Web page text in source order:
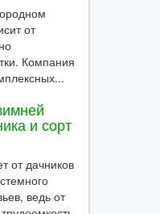
от
Компания
и сорт
от дачников
ведь от